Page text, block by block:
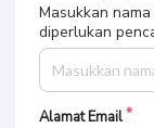
Masukkan
diperlukan
Alamat Email